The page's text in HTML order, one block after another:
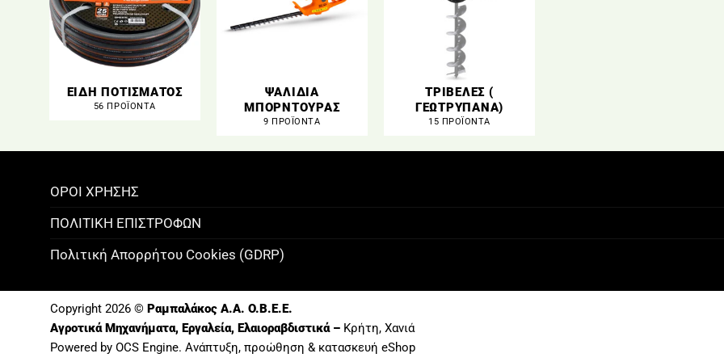
ΕΙΔΗ ΠΟΤΙΣΜΑΤΟΣ
56 ΠΡΟΪΌΝΤΑ
ΨΑΛΙΔΙΑ
ΜΠΟΡΝΤΟΥΡΑΣ
9 ΠΡΟΪΌΝΤΑ
ΤΡΙΒΕΛΕΣ (
ΓΕΩΤΡΥΠΑΝΑ)
15 ΠΡΟΪΌΝΤΑ
ΟΡΟΙ ΧΡΗΣΗΣ
ΠΟΛΙΤΙΚΗ ΕΠΙΣΤΡΟΦΩΝ
Πολιτική Απορρήτου Cookies (GDRP)
Copyright 2026 © Ραμπαλάκος A.A. O.B.E.E.
Αγροτικά Μηχανήματα, Εργαλεία, Ελαιοραβδιστικά – Κρήτη, Χανιά
Powered by OCS Engine. Ανάπτυξη, προώθηση & κατασκευή eShop